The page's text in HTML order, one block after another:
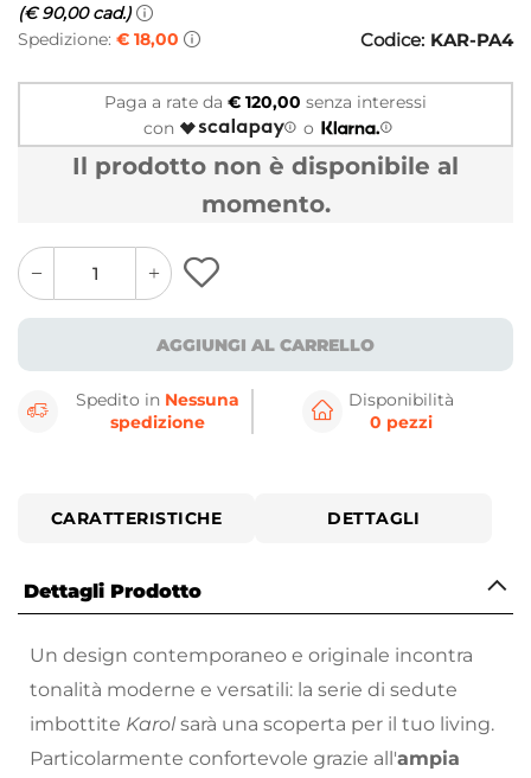
(€ 90,00 cad.)
Spedizione: € 18,00 Codice: KAR-PA4
Paga a rate da € 120,00 senza interessi
con
o
Il prodotto non è disponibile al
momento.
quantity
button
quantity
minus
button
AGGIUNGI AL CARRELLO
Spedito in Nessuna
spedizione
Disponibilità
0 pezzi
CARATTERISTICHE DETTAGLI
Dettagli Prodotto
Un design contemporaneo e originale incontra
tonalità moderne e versatili: la serie di sedute
imbottite Karol sarà una scoperta per il tuo living.
Particolarmente confortevole grazie all'ampia